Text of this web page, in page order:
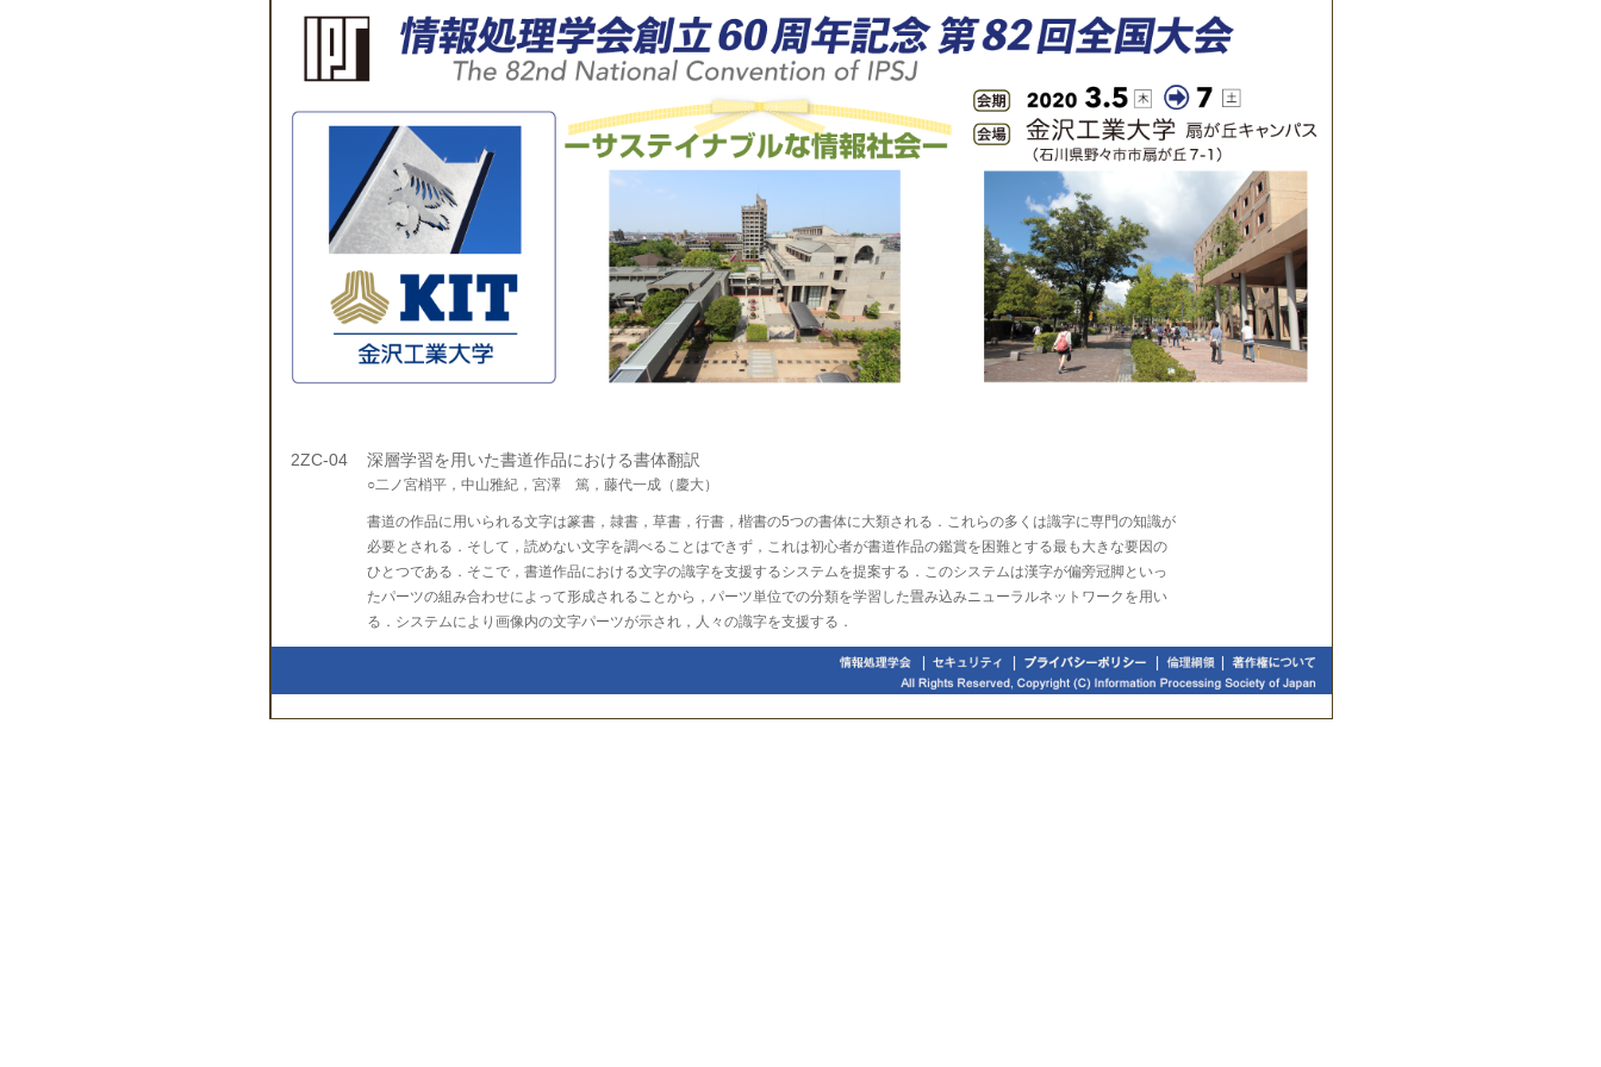
2ZC-04 深層学習を用いた書道作品における書体翻訳
○二ノ宮梢平，中山雅紀，宮澤 篤，藤代一成（慶大）
書道の作品に用いられる文字は篆書，隷書，草書，行書，楷書の5つの書体に大類される．これらの多くは識字に専門の知識が
必要とされる．そして，読めない文字を調べることはできず，これは初心者が書道作品の鑑賞を困難とする最も大きな要因の
ひとつである．そこで，書道作品における文字の識字を支援するシステムを提案する．このシステムは漢字が偏旁冠脚といっ
たパーツの組み合わせによって形成されることから，パーツ単位での分類を学習した畳み込みニューラルネットワークを用い
る．システムにより画像内の文字パーツが示され，人々の識字を支援する．